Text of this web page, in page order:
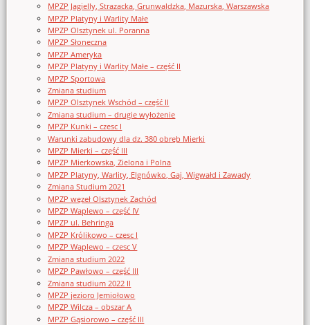
MPZP Jagielly, Strazacka, Grunwaldzka, Mazurska, Warszawska
MPZP Platyny i Warlity Małe
MPZP Olsztynek ul. Poranna
MPZP Słoneczna
MPZP Ameryka
MPZP Platyny i Warlity Małe – część II
MPZP Sportowa
Zmiana studium
MPZP Olsztynek Wschód – część II
Zmiana studium – drugie wyłożenie
MPZP Kunki – czesc I
Warunki zabudowy dla dz. 380 obręb Mierki
MPZP Mierki – część III
MPZP Mierkowska, Zielona i Polna
MPZP Platyny, Warlity, Elgnówko, Gaj, Wigwałd i Zawady
Zmiana Studium 2021
MPZP węzeł Olsztynek Zachód
MPZP Waplewo – część IV
MPZP ul. Behringa
MPZP Królikowo – czesc I
MPZP Waplewo – czesc V
Zmiana studium 2022
MPZP Pawłowo – część III
Zmiana studium 2022 II
MPZP jezioro Jemiołowo
MPZP Wilcza – obszar A
MPZP Gąsiorowo – część III